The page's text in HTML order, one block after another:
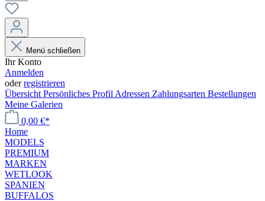
Menü schließen
Ihr Konto
Anmelden
oderregistrieren
Übersicht Persönliches Profil Adressen Zahlungsarten Bestellungen
Meine Galerien
0,00 €*
Home
MODELS
PREMIUM
MARKEN
WETLOOK
SPANIEN
BUFFALOS